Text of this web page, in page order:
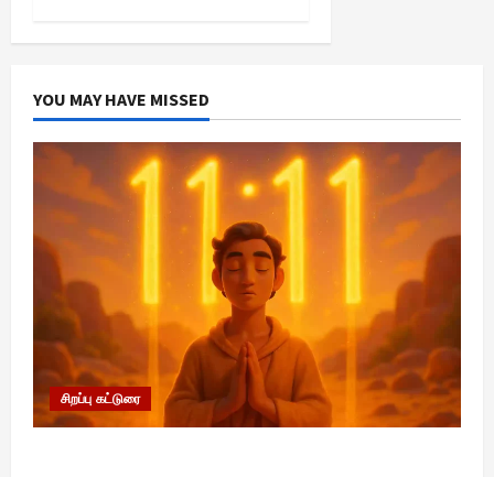
YOU MAY HAVE MISSED
சிறப்பு கட்டுரை